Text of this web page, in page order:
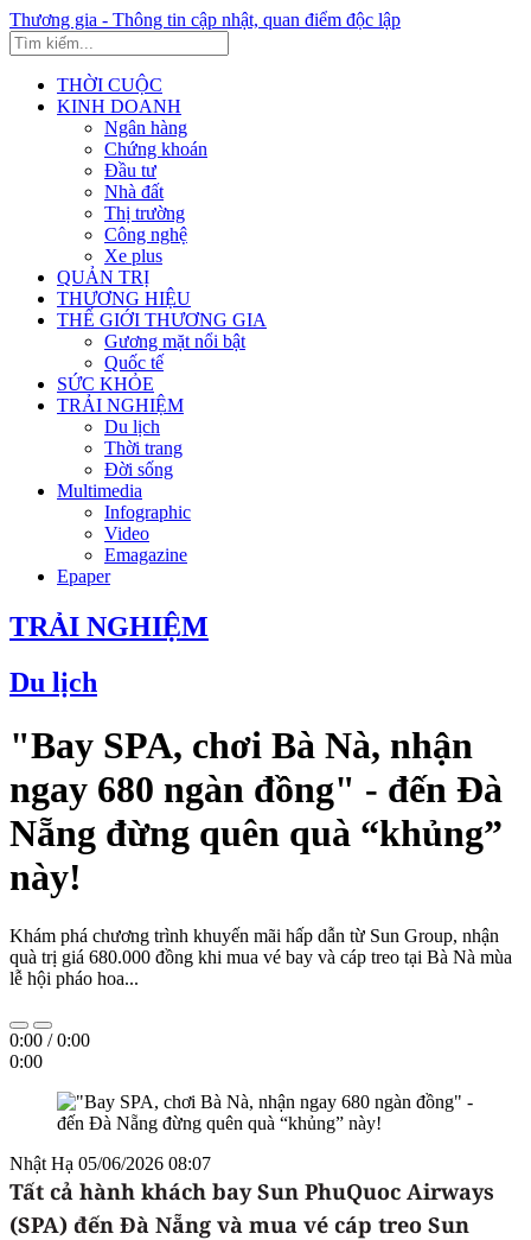
Thương gia - Thông tin cập nhật, quan điểm độc lập
THỜI CUỘC
KINH DOANH
Ngân hàng
Chứng khoán
Đầu tư
Nhà đất
Thị trường
Công nghệ
Xe plus
QUẢN TRỊ
THƯƠNG HIỆU
THẾ GIỚI THƯƠNG GIA
Gương mặt nổi bật
Quốc tế
SỨC KHỎE
TRẢI NGHIỆM
Du lịch
Thời trang
Đời sống
Multimedia
Infographic
Video
Emagazine
Epaper
TRẢI NGHIỆM
Du lịch
"Bay SPA, chơi Bà Nà, nhận
ngay 680 ngàn đồng" - đến Đà
Nẵng đừng quên quà “khủng”
này!
Khám phá chương trình khuyến mãi hấp dẫn từ Sun Group, nhận
quà trị giá 680.000 đồng khi mua vé bay và cáp treo tại Bà Nà mùa
lễ hội pháo hoa...
0:00 /0:00
0:00
Nhật Hạ 05/06/2026 08:07
Tất cả hành khách bay Sun PhuQuoc Airways
(SPA) đến Đà Nẵng và mua vé cáp treo Sun